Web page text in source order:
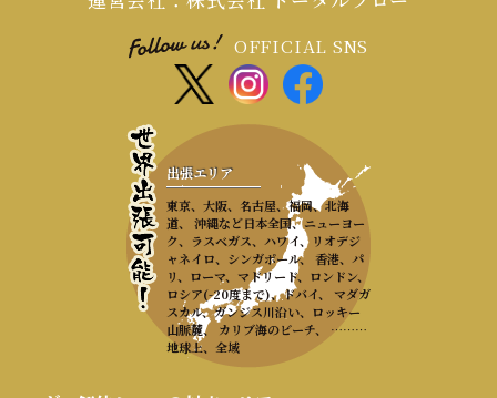
OFFICIAL SNS
出張エリア
東京、大阪、名古屋、福岡、北海
道、 沖縄など日本全国、ニューヨー
ク、ラスベガス、ハワイ、リオデジ
ャネイロ、シンガポール、 香港、パ
リ、ローマ、マドリード、ロンドン、
ロシア(-20度まで)、ドバイ、 マダガ
スカル、ガンジス川沿い、ロッキー
山脈麓、 カリブ海のビーチ、 ………
地球上、全域